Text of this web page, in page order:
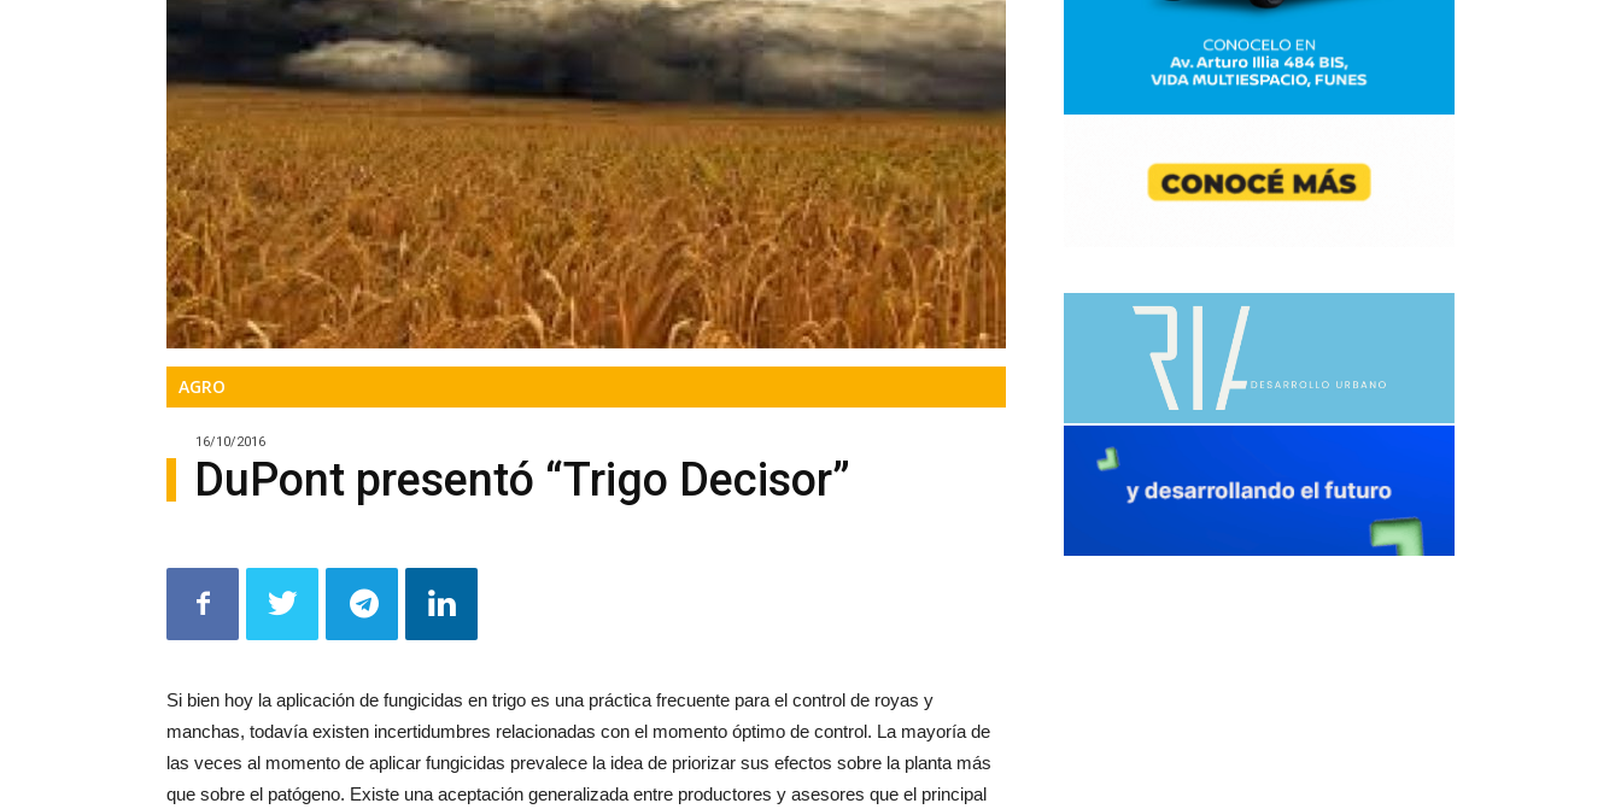
en
serio
AGRO
16/10/2016
DuPont presentó “Trigo Decisor”
Si bien hoy la aplicación de fungicidas en trigo es una práctica frecuente para el control de royas y
manchas, todavía existen incertidumbres relacionadas con el momento óptimo de control. La mayoría de
las veces al momento de aplicar fungicidas prevalece la idea de priorizar sus efectos sobre la planta más
que sobre el patógeno. Existe una aceptación generalizada entre productores y asesores que el principal